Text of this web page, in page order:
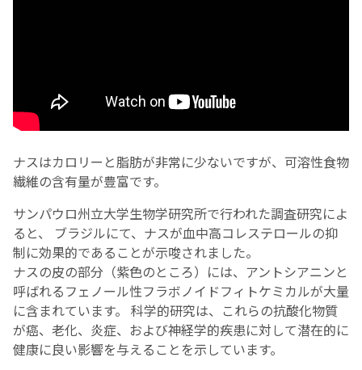
ナスはカロリーと脂肪が非常に少ないですが、可溶性食物
繊維の含有量が豊富です。
サンパウロ州立大学生物学研究所で行われた調査研究によ
ると、 ブラジルにて、ナスが血中高コレステロールの抑
制に効果的であることが示唆されました。
ナスの皮の部分（紫色のところ）には、アントシアニンと
呼ばれるフェノール性フラボノイドフィトケミカルが大量
に含まれています。 科学的研究は、これらの抗酸化物質
が癌、老化、炎症、および神経学的疾患に対して潜在的に
健康に良い影響を与えることを示しています。
その他の診療内容
‘さんルーム’ でさまざまな講座・クラス
遠方にお住まいで当院での出産を希望される方へ
医師プロフィール
English Page